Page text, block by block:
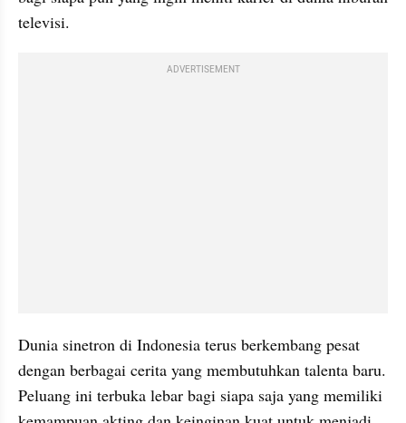
televisi.
ADVERTISEMENT
Dunia sinetron di Indonesia terus berkembang pesat
dengan berbagai cerita yang membutuhkan talenta baru.
Peluang ini terbuka lebar bagi siapa saja yang memiliki